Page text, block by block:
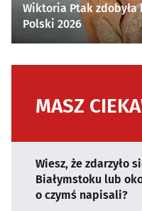
Wiktoria Ptak zdobyła
Polski 2026
MASZ
Wiesz, że zdarzyło
Białymstoku lub
o czymś napisali?